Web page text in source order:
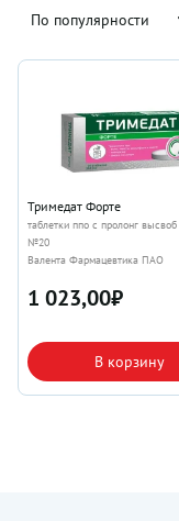
По популярности
Тримедат Форте
таблетки ппо с пролонг
№20
Валента Фармацевтика ПАО
1 023,00₽
В корзину